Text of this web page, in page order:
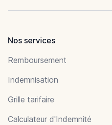
Nos services
Remboursement
Indemnisation
Grille tarifaire
Calculateur d'Indemnité